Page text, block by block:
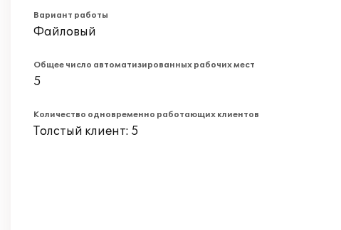
Вариант работы
Файловый
Общее число автоматизированных рабочих мест
5
Количество одновременно работающих клиентов
Толстый клиент: 5